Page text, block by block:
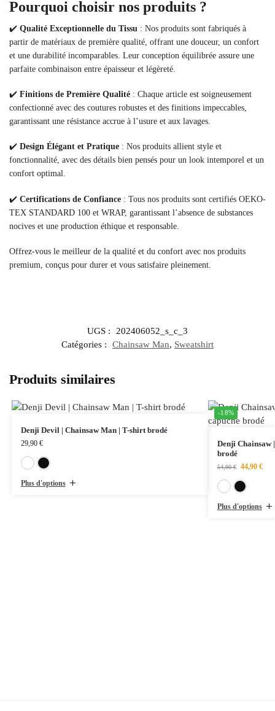
Pourquoi choisir nos produits ?
✔️ Qualité Exceptionnelle du Tissu : Nos produits sont fabriqués à
partir de matériaux de première qualité, offrant une douceur, un confort
et une durabilité incomparables. Leur conception équilibrée assure une
parfaite combinaison entre épaisseur et légèreté.
✔️ Finitions de Première Qualité : Chaque article est soigneusement
confectionné avec des coutures robustes et des finitions impeccables,
garantissant une résistance accrue à l’usure et aux lavages.
✔️ Design Élégant et Pratique : Nos produits allient style et
fonctionnalité, avec des détails bien pensés pour un look intemporel et un
confort optimal.
✔️ Certifications de Confiance : Tous nos produits sont certifiés OEKO-
TEX STANDARD 100 et WRAP, garantissant l’absence de substances
nocives et une production éthique et responsable.
Offrez-vous le meilleur de la qualité et du confort avec nos produits
premium, conçus pour durer et vous satisfaire pleinement.
UGS :
202406052_s_c_3
Catégories :
Chainsaw Man, Sweatshirt
Produits similaires
Denji Devil | Chainsaw Man | T-shirt brodé
29,90 €
Plus d'options
-18%
Denji Chainsaw
brodé
54,90€ 44,90 €
Plus d'options